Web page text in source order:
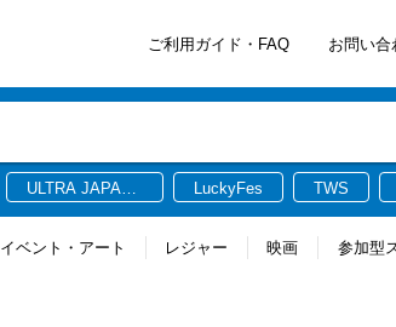
ご利用ガイド・FAQ お問い合
ULTRA JAPAN
LuckyFes TWS
イベント・アート レジャー 映画 参加型